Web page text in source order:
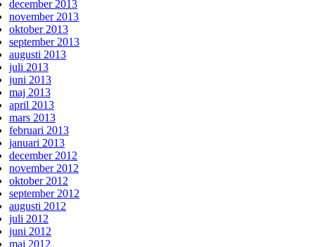
december 2013
november 2013
oktober 2013
september 2013
augusti 2013
juli 2013
juni 2013
maj 2013
april 2013
mars 2013
februari 2013
januari 2013
december 2012
november 2012
oktober 2012
september 2012
augusti 2012
juli 2012
juni 2012
maj 2012